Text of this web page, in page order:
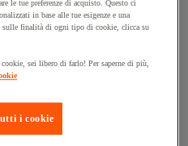
sistema di deviazione delle
le tue preferenze di acquisto. Questo ci
in base alle tue esigenze e una
sulle finalità di ogni tipo di cookie, clicca su
sei libero di farlo! Per saperne di più,
i cookie